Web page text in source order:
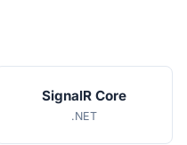
SignalR Core
.NET